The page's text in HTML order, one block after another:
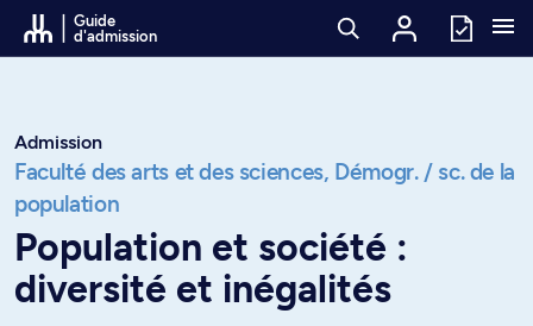
Passer au contenu
Guide
d'admission
Admission
Faculté des arts et des sciences, Démogr. / sc. de la
population
Population et société :
diversité et inégalités